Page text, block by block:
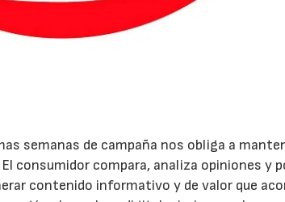
semanas de campaña nos obliga a
consumidor compara, analiza opiniones y
contenido informativo y de valor que